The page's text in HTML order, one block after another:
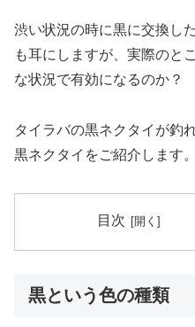
渋い状況の時に黒に交換し
も耳にしますが、実際のと
な状況で有効になるのか？
タイラバの黒ネクタイが釣
黒ネクタイをご紹介します。
目次
黒という色の種類